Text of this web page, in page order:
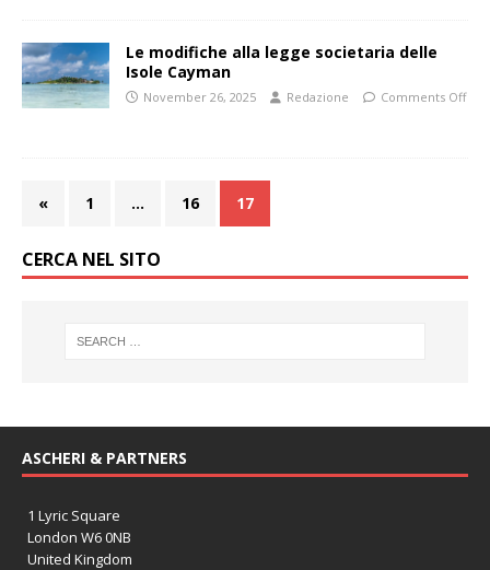
Le modifiche alla legge societaria delle
Isole Cayman
November 26, 2025 Redazione Comments Off
« 1 … 16 17
CERCA NEL SITO
ASCHERI & PARTNERS
1 Lyric Square
London W6 0NB
United Kingdom